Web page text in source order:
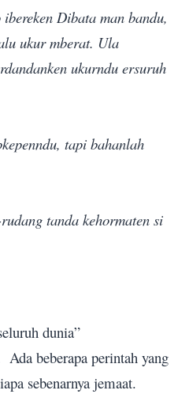
Dibata man bandu,
ukur mberat. Ula
ukurndu ersuruh
tapi bahanlah
tanda kehormaten si
dunia”
Ada beberapa perintah yang
sebenarnya jemaat.